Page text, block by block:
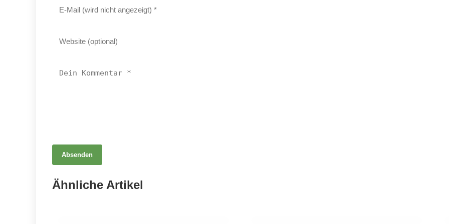
Absenden
Ähnliche Artikel
22. April 2026
Magnesium – Der unterschätzte